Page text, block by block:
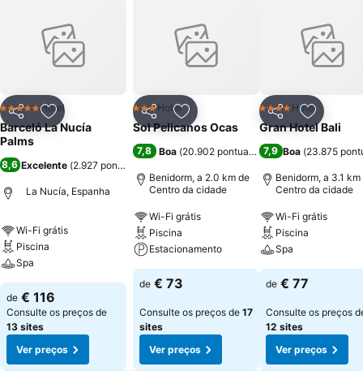
PartilharAdicionar aos favoritos
5 EstrelasHotel
Barceló La Nucía
Palms
8,6 Excelente (2.927 pontuações
La Nucía, Espanha
Wi-Fi grátis
Piscina
Spa
de € 116
Consulte os preços de
13 sites
Ver preços
PartilharAdicionar aos favoritos
3 Estrelas
Hotel
Sol Pelicanos Ocas
7,8 Boa (20.902 pontuações)
Benidorm, a 2.0 km de
Centro da cidade
Wi-Fi grátis
Piscina
Estacionamento
de € 73
Consulte os preços de 17
sites
Ver preços
Partilhar
4 EstrelasHotel
Gran Hotel Bali
7,9 Boa (23.875
Benidorm, a 3.1 km
Centro da cidade
Wi-Fi grátis
Piscina
Spa
de € 77
Consulte os preços
12 sites
Ver preços